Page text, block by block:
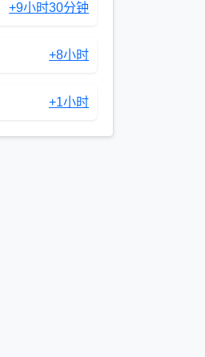
+9小时30分钟
+8小时
+1小时